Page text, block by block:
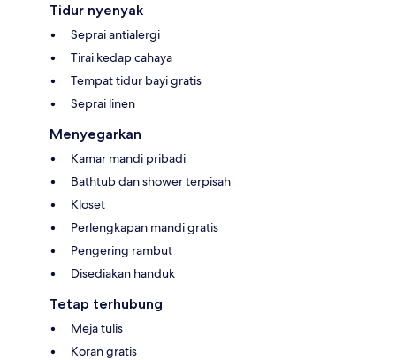
Tidur nyenyak
Seprai antialergi
Tirai kedap cahaya
Tempat tidur bayi gratis
Seprai linen
Menyegarkan
Kamar mandi pribadi
Bathtub dan shower terpisah
Kloset
Perlengkapan mandi gratis
Pengering rambut
Disediakan handuk
Tetap terhubung
Meja tulis
Koran gratis